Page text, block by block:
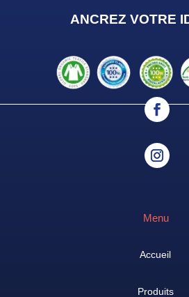
ANCREZ VOTRE
Menu
Accueil
Produits